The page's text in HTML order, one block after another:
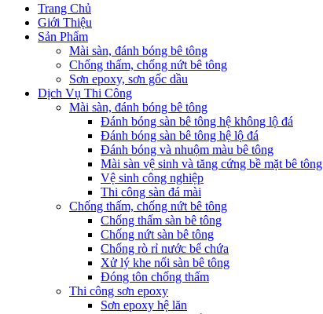
Trang Chủ
Giới Thiệu
Sản Phẩm
Mài sàn, đánh bóng bê tông
Chống thấm, chống nứt bê tông
Sơn epoxy, sơn gốc dầu
Dịch Vụ Thi Công
Mài sàn, đánh bóng bê tông
Đánh bóng sàn bê tông hệ không lộ đá
Đánh bóng sàn bê tông hệ lộ đá
Đánh bóng và nhuộm màu bê tông
Mài sàn vệ sinh và tăng cứng bề mặt bê tông
Vệ sinh công nghiệp
Thi công sàn đá mài
Chống thấm, chống nứt bê tông
Chống thấm sàn bê tông
Chống nứt sàn bê tông
Chống rò rỉ nước bể chứa
Xử lý khe nối sàn bê tông
Đóng tôn chống thấm
Thi công sơn epoxy
Sơn epoxy hệ lăn